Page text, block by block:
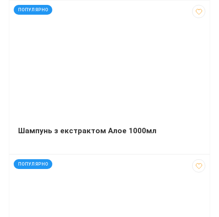
ПОПУЛЯРНО
код: 12225
Шампунь з екстрактом Алое 1000мл
ПОПУЛЯРНО
код: 14030